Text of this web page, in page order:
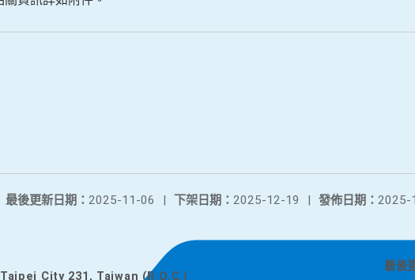
發佈日期： 2025-
下架日期： 2025-12-19 |
最後更新日期： 2025-11-06 |
City 231, Taiwan (R.O.C.)
最後